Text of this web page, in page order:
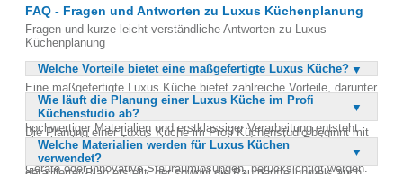
FAQ - Fragen und Antworten zu Luxus Küchenplanung
Fragen und kurze leicht verständliche Antworten zu Luxus
Küchenplanung
Welche Vorteile bietet eine maßgefertigte Luxus Küche?
Eine maßgefertigte Luxus Küche bietet zahlreiche Vorteile, darunter
die Möglichkeit, die Küche perfekt an die individuellen Bedürfnisse
und den verfügbaren Raum anzupassen. Durch die Verwendung
hochwertiger Materialien und erstklassiger Verarbeitung entsteht
eine langlebige und ästhetisch ansprechende Küche. Zudem
können spezielle Wünsche und Anforderungen, wie besondere
Geräte oder innovative Stauraumlösungen, berücksichtigt werden.
Wie läuft die Planung einer Luxus Küche im Profi
Küchenstudio ab?
Die Planung einer Luxus Küche im Profi Küchenstudio beginnt mit
einer ausführlichen Beratung, bei der die individuellen Wünsche und
Anforderungen des Kunden erfasst werden. Anschließend wird ein
Welche Materialien werden für Luxus Küchen
verwendet?